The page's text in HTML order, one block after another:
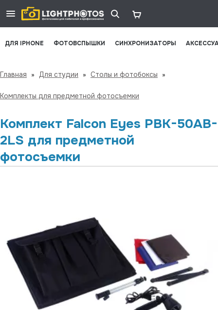
ДЛЯ IPHONE ФОТОВСПЫШКИ СИНХРОНИЗАТОРЫ
Главная » Для студии » Столы и фотобоксы »
Комплекты для предметной фотосъемки
Комплект Falcon Eyes PBK-50AB-
2LS для предметной
фотосъемки